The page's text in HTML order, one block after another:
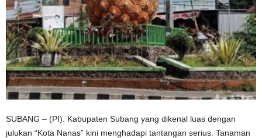
SUBANG – (PI). Kabupaten Subang yang dikenal luas dengan
julukan “Kota Nanas” kini menghadapi tantangan serius. Tanaman